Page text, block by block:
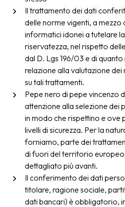
Il trattamento dei dati
delle norme vigenti, a mezzo
informatici idonei a tutelare
riservatezza, nel rispetto
dal D. Lgs 196/03 e di
relazione alla valutazione
su tali trattamenti.
Pepe nero di pepe vincenzo
attenzione alla selezione dei
in modo che rispettino e ove
livelli di sicurezza. Per la
forniamo, parte dei
di fuori del territorio
dettagliato più avanti.
Il conferimento dei dati
titolare, ragione sociale,
dati bancari) è obbligatorio,